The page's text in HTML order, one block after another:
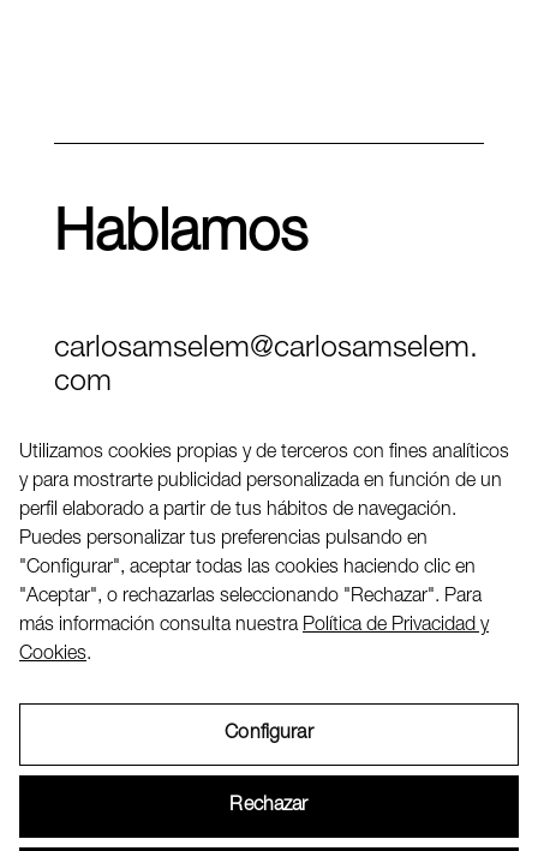
Hablamos
carlosamselem@carlosamselem.
com
Twitter
LinkedIN
2026 ©
Utilizamos cookies propias y de terceros con fines analíticos
y para mostrarte publicidad personalizada en función de un
perfil elaborado a partir de tus hábitos de navegación.
Puedes personalizar tus preferencias pulsando en
"Configurar", aceptar todas las cookies haciendo clic en
"Aceptar", o rechazarlas seleccionando "Rechazar". Para
más información consulta nuestra Política de Privacidad y
Cookies.
Configurar
Rechazar
Política de Privacidad y Cookies